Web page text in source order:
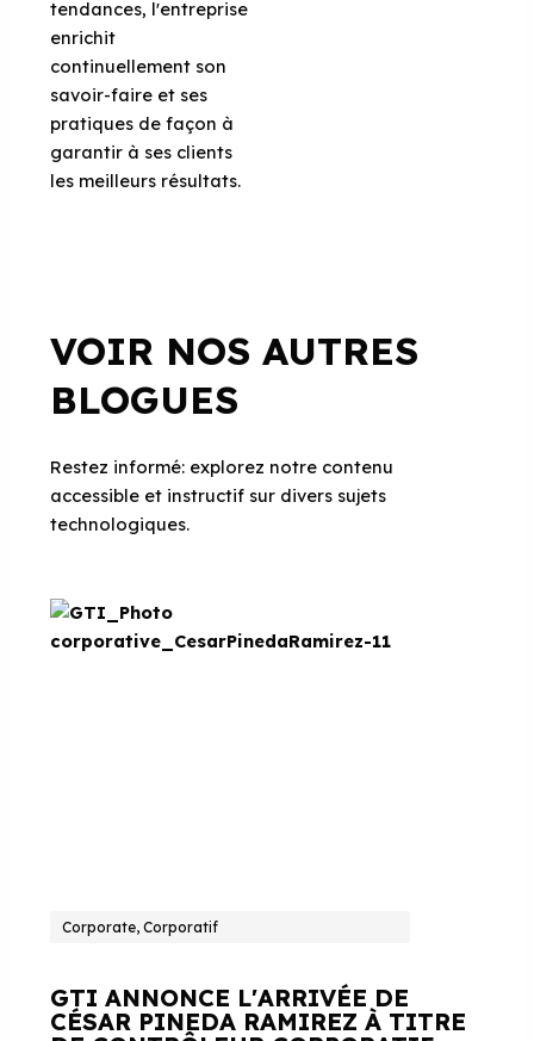
tendances, l'entreprise
enrichit
continuellement son
savoir-faire et ses
pratiques de façon à
garantir à ses clients
les meilleurs résultats.
VOIR NOS AUTRES
BLOGUES
Restez informé: explorez notre contenu
accessible et instructif sur divers sujets
technologiques.
Corporate, Corporatif
GTI ANNONCE L'ARRIVÉE DE
CÉSAR PINEDA RAMIREZ À TITRE